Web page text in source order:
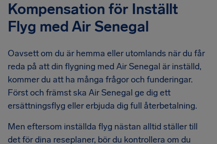
Kompensation för Inställt
Flyg med Air Senegal
Oavsett om du är hemma eller utomlands när du får
reda på att din flygning med Air Senegal är inställd,
kommer du att ha många frågor och funderingar.
Först och främst ska Air Senegal ge dig ett
ersättningsflyg eller erbjuda dig full återbetalning.
Men eftersom inställda flyg nästan alltid ställer till
det för dina reseplaner, bör du kontrollera om du